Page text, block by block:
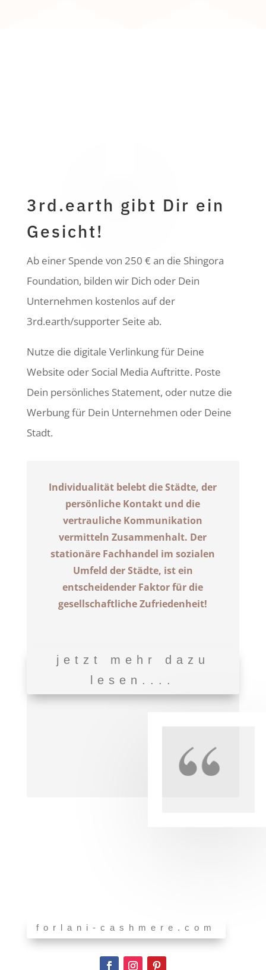
3rd.earth gibt Dir ein
Gesicht!
Ab einer Spende von 250 € an die Shingora
Foundation, bilden wir Dich oder Dein
Unternehmen kostenlos auf der
3rd.earth/supporter Seite ab.
Nutze die digitale Verlinkung für Deine
Website oder Social Media Auftritte. Poste
Dein persönliches Statement, oder nutze die
Werbung für Dein Unternehmen oder Deine
Stadt.
Individualität belebt die Städte, der
persönliche Kontakt und die
vertrauliche Kommunikation
vermitteln Zusammenhalt. Der
stationäre Fachhandel im sozialen
Umfeld der Städte, ist ein
entscheidender Faktor für die
gesellschaftliche Zufriedenheit!
jetzt mehr dazu
lesen....
forlani-cashmere.com